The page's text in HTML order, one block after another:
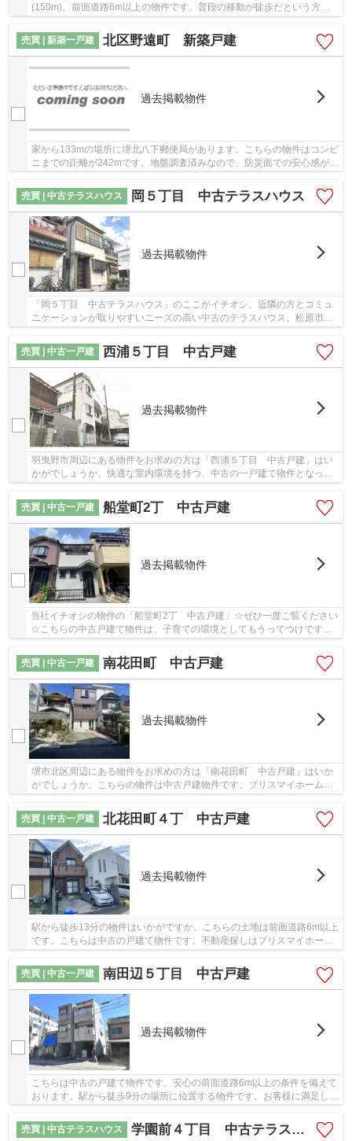
(150m)。前面道路6m以上の物件です。普段の移動が徒歩だという方も
嬉しい、駅まで14分の物件です。ブリスマイホー...
売買 | 新築一戸建
北区野遠町 新築戸建
過去掲載物件
家から133mの場所に堺北八下郵便局があります。こちらの物件はコンビ
ニまでの距離が242mです。地盤調査済みなので、防災面での安心感が増
売買 | 中古テラスハウス
岡５丁目 中古テラスハウス
過去掲載物件
「岡５丁目 中古テラスハウス」のここがイチオシ。近隣の方とコミュ
ニケーションが取りやすいニーズの高い中古のテラスハウス。松原市に
売買 | 中古一戸建
西浦５丁目 中古戸建
過去掲載物件
羽曳野市周辺にある物件をお求めの方は「西浦５丁目 中古戸建」はい
かがでしょうか。快適な室内環境を持つ、中古の一戸建て物件となって
売買 | 中古一戸建
船堂町2丁 中古戸建
過去掲載物件
当社イチオシの物件の「船堂町2丁 中古戸建」☆ぜひ一度ご覧ください
☆こちらの中古戸建て物件は、子育ての環境としてもうってつけです☆
売買 | 中古一戸建
南花田町 中古戸建
過去掲載物件
堺市北区周辺にある物件をお求めの方は「南花田町 中古戸建」はいか
がでしょうか。こちらの物件は中古戸建物件です。ブリスマイホームが
売買 | 中古一戸建
北花田町４丁 中古戸建
過去掲載物件
駅から徒歩13分の物件はいかがですか。こちらの土地は前面道路6m以上
です。こちらは中古の戸建て物件です。不動産探しはブリスマイホーム
にお任せください。堺市北区の物件情報を豊富...
売買 | 中古一戸建
南田辺５丁目 中古戸建
過去掲載物件
こちらは中古の戸建て物件です。安心の前面道路6m以上の条件を備えて
おります。駅から徒歩9分の場所に位置する物件です。お客様に満足して
売買 | 中古テラスハウス
学園前４丁目 中古テラスハウス